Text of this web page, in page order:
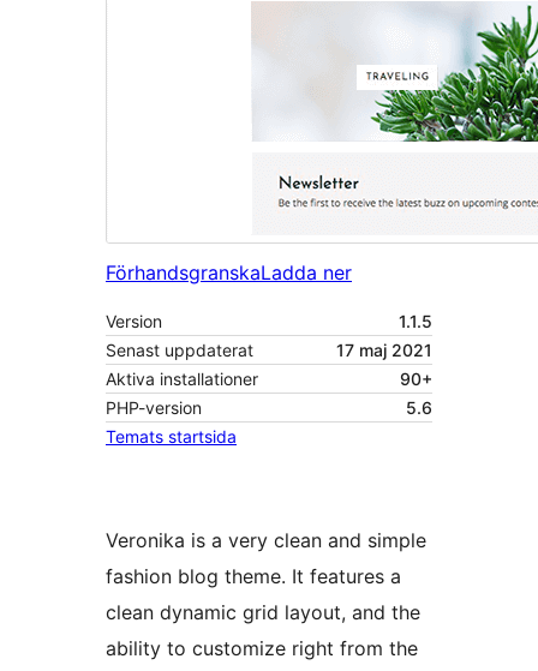
FörhandsgranskaLadda ner
Version
1.1.5
Senast uppdaterat
17 maj 2021
Aktiva installationer
90+
PHP-version
5.6
Temats startsida
Veronika is a very clean and simple
fashion blog theme. It features a
clean dynamic grid layout, and the
ability to customize right from the